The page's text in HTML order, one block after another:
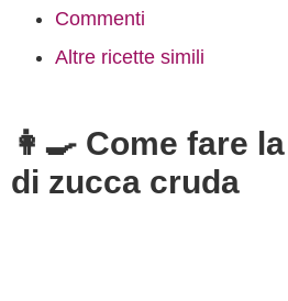
Commenti
Altre ricette simili
👩‍🍳 Come fare
di zucca cruda